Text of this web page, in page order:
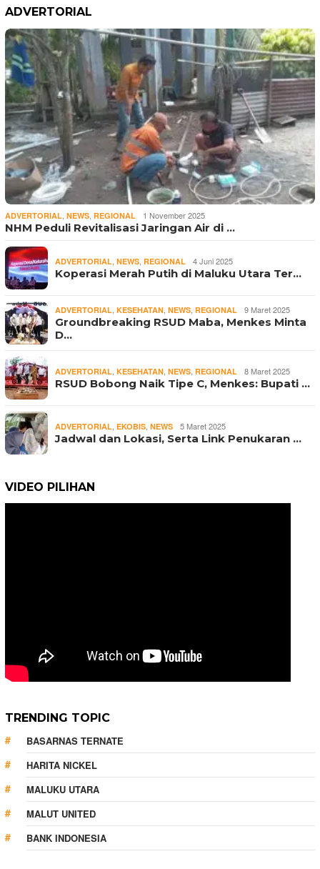
ADVERTORIAL
ADVERTORIAL NEWS REGIONAL 1 November 2025
NHM Peduli Revitalisasi Jaringan Air di …
ADVERTORIAL NEWS REGIONAL 4 Juni 2025
Koperasi Merah Putih di Maluku Utara Ter…
ADVERTORIAL KESEHATAN NEWS REGIONAL 9 Maret 2025
Groundbreaking RSUD Maba, Menkes Minta
D…
ADVERTORIAL KESEHATAN NEWS REGIONAL 8 Maret 2025
RSUD Bobong Naik Tipe C, Menkes: Bupati …
ADVERTORIAL EKOBIS NEWS 5 Maret 2025
Jadwal dan Lokasi, Serta Link Penukaran …
VIDEO PILIHAN
TRENDING TOPIC
BASARNAS TERNATE
HARITA NICKEL
MALUKU UTARA
MALUT UNITED
BANK INDONESIA